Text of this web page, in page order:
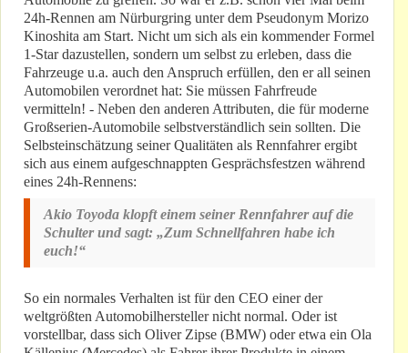
24h-Rennen am Nürburgring unter dem Pseudonym Morizo
Kinoshita am Start. Nicht um sich als ein kommender Formel
1-Star dazustellen, sondern um selbst zu erleben, dass die
Fahrzeuge u.a. auch den Anspruch erfüllen, den er all seinen
Automobilen verordnet hat: Sie müssen Fahrfreude
vermitteln! - Neben den anderen Attributen, die für moderne
Großserien-Automobile selbstverständlich sein sollten. Die
Selbsteinschätzung seiner Qualitäten als Rennfahrer ergibt
sich aus einem aufgeschnappten Gesprächsfestzen während
eines 24h-Rennens:
Akio Toyoda klopft einem seiner Rennfahrer auf die
Schulter und sagt: „Zum Schnellfahren habe ich
euch!“
So ein normales Verhalten ist für den CEO einer der
weltgrößten Automobilhersteller nicht normal. Oder ist
vorstellbar, dass sich Oliver Zipse (BMW) oder etwa ein Ola